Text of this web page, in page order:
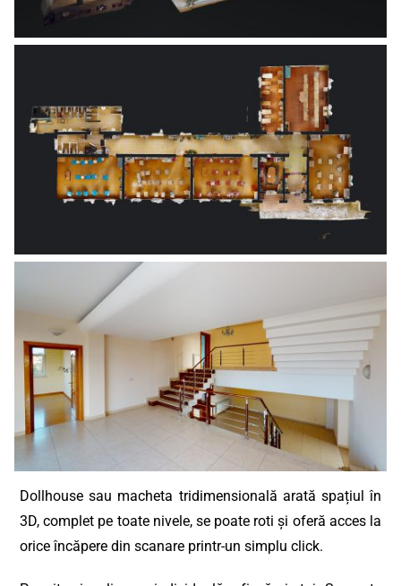
Dollhouse sau macheta tridimensională arată spațiul în
3D, complet pe toate nivele, se poate roti și oferă acces la
orice încăpere din scanare printr-un simplu click.